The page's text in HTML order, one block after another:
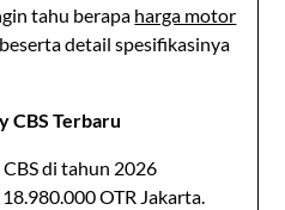
tahu berapa harga motor
detail spesifikasinya
CBS Terbaru
di tahun 2026
OTR Jakarta.